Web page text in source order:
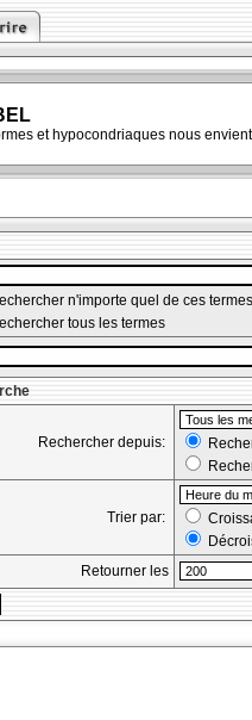
et hypocondriaques nous
n'importe quel de ces termes
tous les termes
Rechercher depuis:
Trier par:
Retourner les